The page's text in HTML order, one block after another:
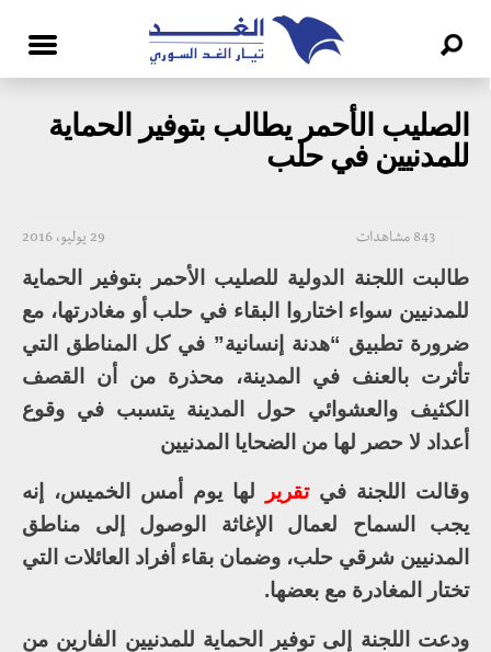
الصليب الأحمر يطالب بتوفير الحماية
للمدنيين في حلب
29 يوليو، 2016 843 مشاهدات
طالبت اللجنة الدولية للصليب الأحمر بتوفير الحماية
للمدنيين سواء اختاروا البقاء في حلب أو مغادرتها، مع
ضرورة تطبيق “هدنة إنسانية” في كل المناطق التي
تأثرت بالعنف في المدينة، محذرة من أن القصف
الكثيف والعشوائي حول المدينة يتسبب في وقوع
أعداد لا حصر لها من الضحايا المدنيين
وقالت اللجنة في تقرير
لها يوم أمس الخميس، إنه
يجب السماح لعمال الإغاثة الوصول إلى مناطق
المدنيين شرقي حلب، وضمان بقاء أفراد العائلات التي
تختار المغادرة مع بعضها.
ودعت اللجنة إلى توفير الحماية للمدنيين الفارين من